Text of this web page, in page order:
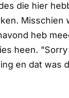
die hier
Misschien
heb
heen.
en dat was